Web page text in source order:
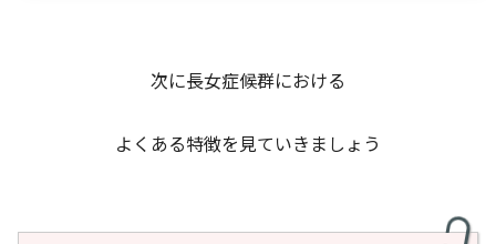
次に長女症候群における
よくある特徴を見ていきましょう